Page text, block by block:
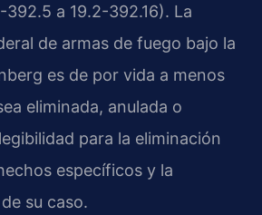
392.5 a 19.2-392.16). La
de armas de fuego bajo la
es de por vida a menos
eliminada, anulada o
para la eliminación
específicos y la
su caso.